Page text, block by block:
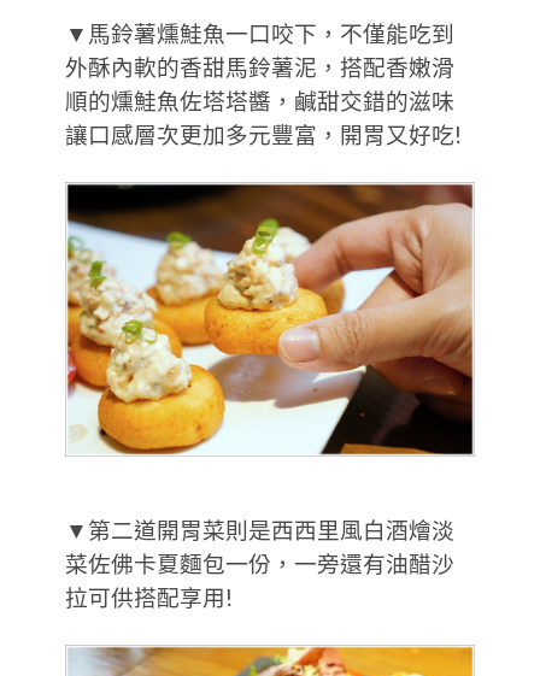
▼馬鈴薯燻鮭魚一口咬下，不僅能吃到
外酥內軟的香甜馬鈴薯泥，搭配香嫩滑
順的燻鮭魚佐塔塔醬，鹹甜交錯的滋味
讓口感層次更加多元豐富，開胃又好吃!
▼第二道開胃菜則是西西里風白酒燴淡
菜佐佛卡夏麵包一份，一旁還有油醋沙
拉可供搭配享用!